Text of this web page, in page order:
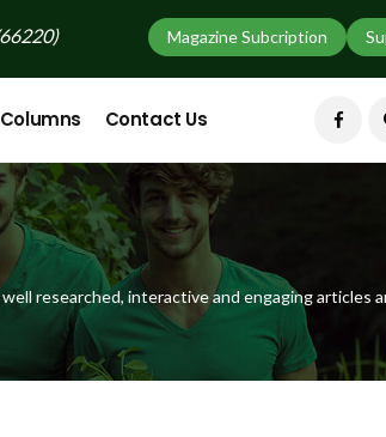
Magazine Subcription
Contact Us
researched, interactive and engaging articles